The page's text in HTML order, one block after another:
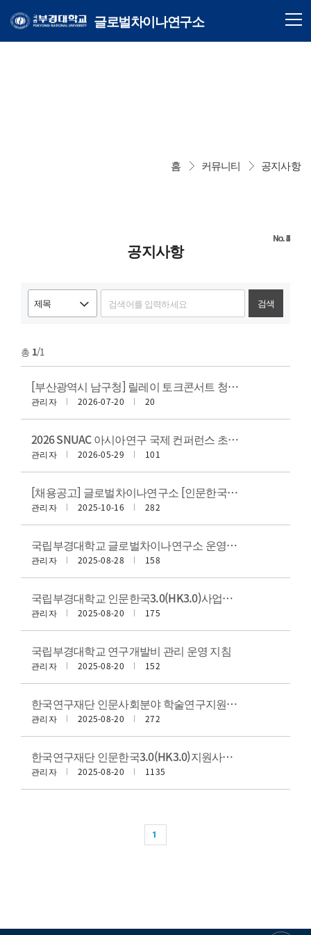
글로벌차이나연구소
홈 커뮤니티 공지사항
공지사항
검색
총 1/1
8
[부산광역시 남구청] 릴레이 토크콘서트 청년담(談)장 참가자(이야기 영상) 모집 공고
관리자 2026-07-20 20
7
2026 SNUAC 아시아연구 국제 컨퍼런스 초록 모집 안내
관리자 2026-05-29 101
6
[채용공고] 글로벌차이나연구소 [인문한국3.0지원사업] HK연구교수 초빙 공고
관리자 2025-10-16 282
5
국립부경대학교 글로벌차이나연구소 운영세칙(개정 20250825)
관리자 2025-08-28 158
4
국립부경대학교 인문한국3.0(HK3.0)사업단 운영 규정
관리자 2025-08-20 175
3
국립부경대학교 연구개발비 관리 운영 지침
관리자 2025-08-20 152
2
한국연구재단 인문사회분야 학술연구지원사업 사업비 사용기준(2025)
관리자 2025-08-20 272
1
한국연구재단 인문한국3.0(HK3.0)지원사업 관리운영 가이드라인
관리자 2025-08-20 1135
1